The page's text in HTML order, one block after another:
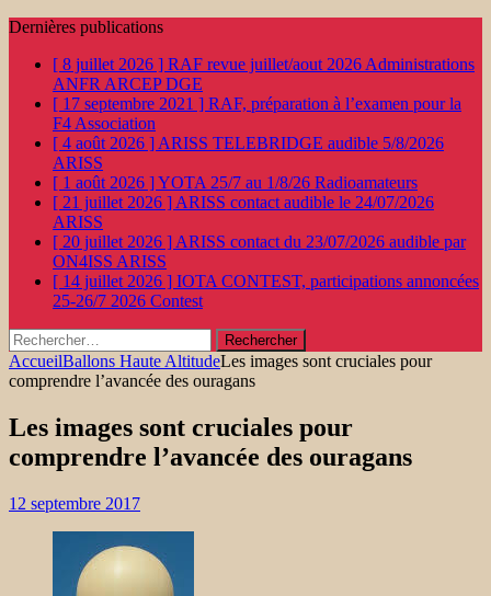
Dernières publications
[ 8 juillet 2026 ] RAF revue juillet/aout 2026 Administrations
ANFR ARCEP DGE
[ 17 septembre 2021 ] RAF, préparation à l’examen pour la
F4 Association
[ 4 août 2026 ] ARISS TELEBRIDGE audible 5/8/2026
ARISS
[ 1 août 2026 ]YOTA 25/7 au 1/8/26 Radioamateurs
[ 21 juillet 2026 ] ARISS contact audible le 24/07/2026
ARISS
[ 20 juillet 2026 ] ARISS contact du 23/07/2026 audible par
ON4ISS ARISS
[ 14 juillet 2026 ] IOTA CONTEST, participations annoncées
25-26/7 2026 Contest
Rechercher :
AccueilBallons Haute AltitudeLes images sont cruciales pour
comprendre l’avancée des ouragans
Les images sont cruciales pour
comprendre l’avancée des ouragans
12 septembre 2017